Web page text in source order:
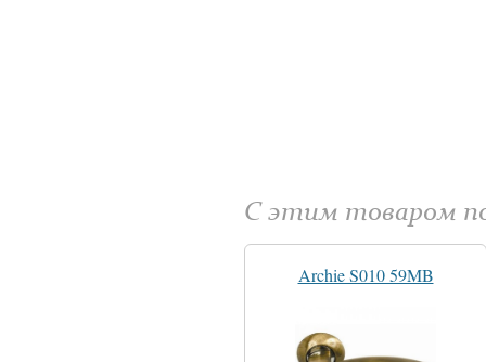
С этим товаром
Archie S010 59MB